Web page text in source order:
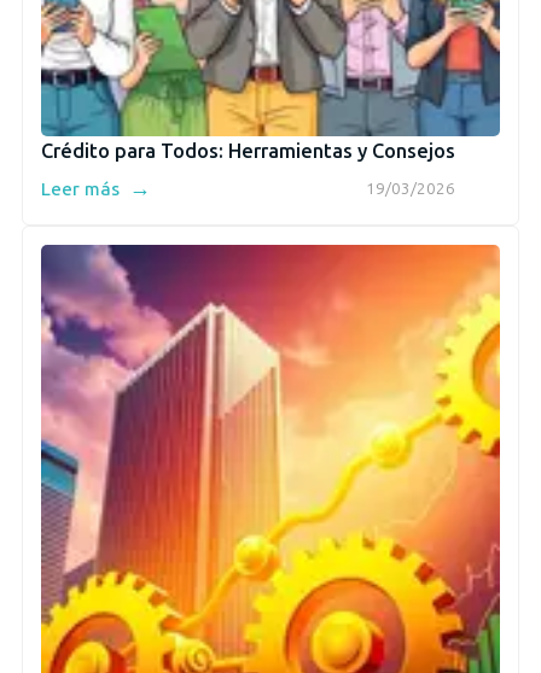
Crédito para Todos: Herramientas y Consejos
19/03/2026
Leer más →